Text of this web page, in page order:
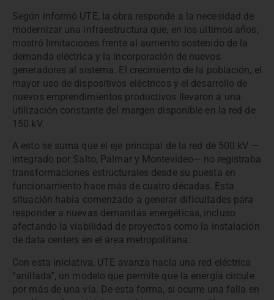
Según informó UTE, la obra responde a la necesidad de
modernizar una infraestructura que, en los últimos años,
mostró limitaciones frente al aumento sostenido de la
demanda eléctrica y la incorporación de nuevos
generadores al sistema. El crecimiento de la población, el
mayor uso de dispositivos eléctricos y el desarrollo de
nuevos emprendimientos productivos llevaron a una
utilización constante del margen disponible en la red de
150 kV.
A esto se suma que el eje principal de la red de 500 kV —
integrado por Salto, Palmar y Montevideo— no registraba
transformaciones estructurales desde su puesta en
funcionamiento hace más de cuatro décadas. Esta
situación había comenzado a generar dificultades para
responder a nuevas demandas energéticas, incluso
afectando la viabilidad de proyectos como la instalación
de data centers en el área metropolitana.
Con esta iniciativa, UTE avanza hacia una red eléctrica
“anillada”, un modelo que permite que la energía circule
por más de una vía. De esta forma, si ocurre una falla en